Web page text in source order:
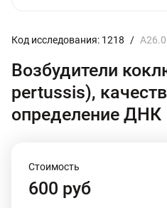
Код исследования: 1218 /
Возбудители
pertussis),
определение ДНК
Стоимость
600 руб